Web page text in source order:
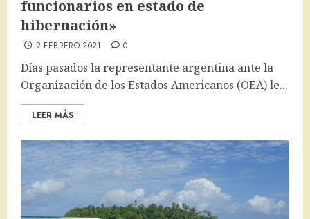
funcionarios en estado de
hibernación»
2 FEBRERO 2021 0
Días pasados la representante argentina ante la
Organización de los Estados Americanos (OEA) le...
LEER MÁS